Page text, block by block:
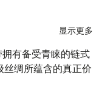
显示更多
拥有备受青睐的链式
丝绸所蕴含的真正价